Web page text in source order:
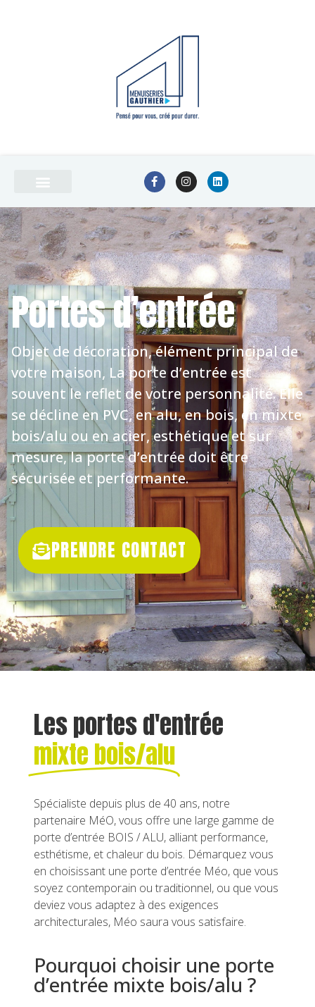
Portes d’entrée
Objet de décoration, élément principal de
votre maison, La porte d’entrée est
souvent le reflet de votre personnalité. Elle
se décline en PVC, en alu, en bois, en mixte
bois/alu ou en acier, esthétique et sur
mesure, la porte d’entrée doit être
sécurisée et performante.
PRENDRE CONTACT
Les portes d'entrée
mixte bois/alu
Spécialiste depuis plus de 40 ans, notre
partenaire MéO, vous offre une large gamme de
porte d’entrée BOIS / ALU, alliant performance,
esthétisme, et chaleur du bois. Démarquez vous
en choisissant une porte d’entrée Méo, que vous
soyez contemporain ou traditionnel, ou que vous
deviez vous adaptez à des exigences
architecturales, Méo saura vous satisfaire.
Pourquoi choisir une porte
d’entrée mixte bois/alu ?